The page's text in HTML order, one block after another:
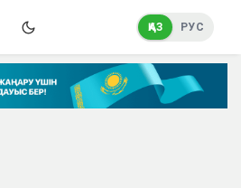
ҚАЗ РУС